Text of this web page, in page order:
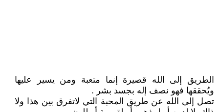
الطريق إلى الله قصيرة إنما متعبة ومن يسير عليها
ويُحققها فهو نصف إله بجسد بشر .
تصل إلى الله عن طريق المحبة التي لاتفرق بين هذا ولا